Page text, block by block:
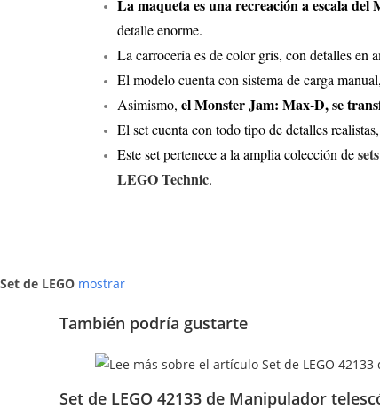
La maqueta es una recreación a escala
detalle enorme.
La carrocería es de color gris, con detalles en
El modelo cuenta con sistema de carga
Asimismo, el Monster Jam: Max-D, se
El set cuenta con todo tipo de detalles
Este set pertenece a la amplia colección de
LEGO Technic.
Set de LEGO mostrar
También podría gustarte
Set de LEGO 42133 de Manipulador